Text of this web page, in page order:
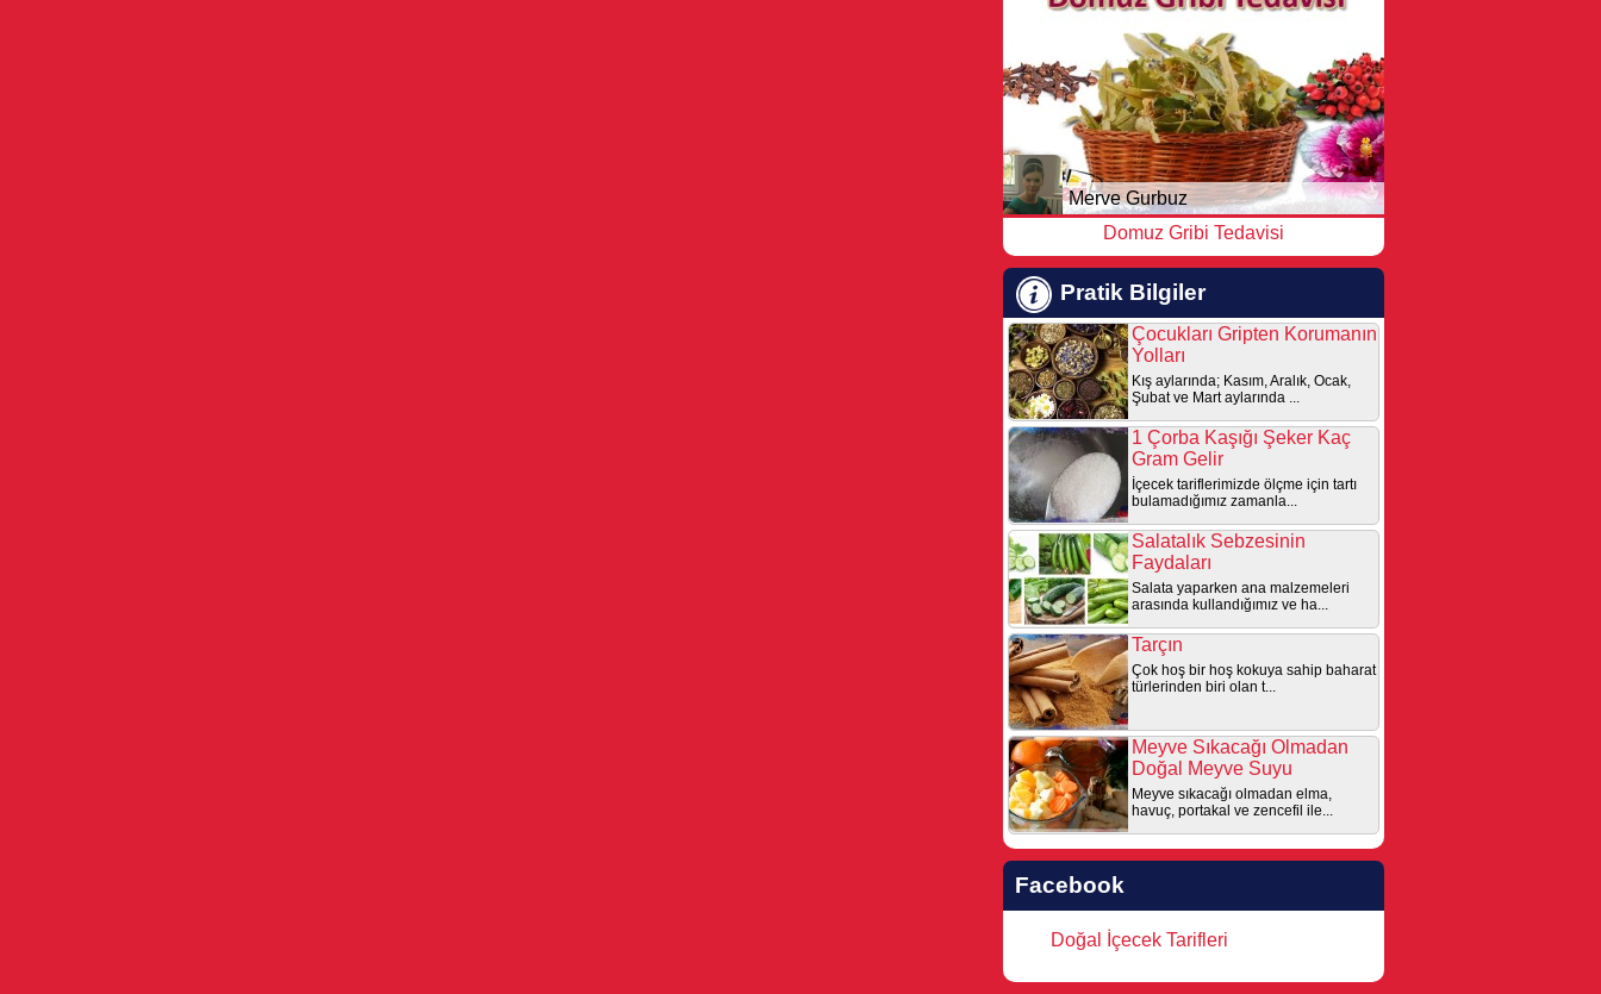
Merve Gurbuz
Domuz Gribi Tedavisi
Pratik Bilgiler
Çocukları Gripten Korumanın
Yolları
Kış aylarında; Kasım, Aralık, Ocak,
Şubat ve Mart aylarında ...
1 Çorba Kaşığı Şeker Kaç
Gram Gelir
İçecek tariflerimizde ölçme için tartı
bulamadığımız zamanla...
Salatalık Sebzesinin
Faydaları
Salata yaparken ana malzemeleri
arasında kullandığımız ve ha...
Tarçın
Çok hoş bir hoş kokuya sahip baharat
türlerinden biri olan t...
Meyve Sıkacağı Olmadan
Doğal Meyve Suyu
Meyve sıkacağı olmadan elma,
havuç, portakal ve zencefil ile...
Facebook
Doğal İçecek Tarifleri